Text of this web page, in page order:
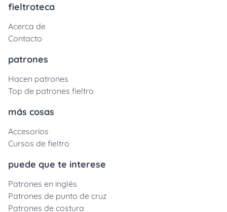
fieltroteca
Acerca de
Contacto
patrones
Hacen patrones
Top de patrones fieltro
más cosas
Accesorios
Cursos de fieltro
puede que te interese
Patrones en inglés
Patrones de punto de cruz
Patrones de costura